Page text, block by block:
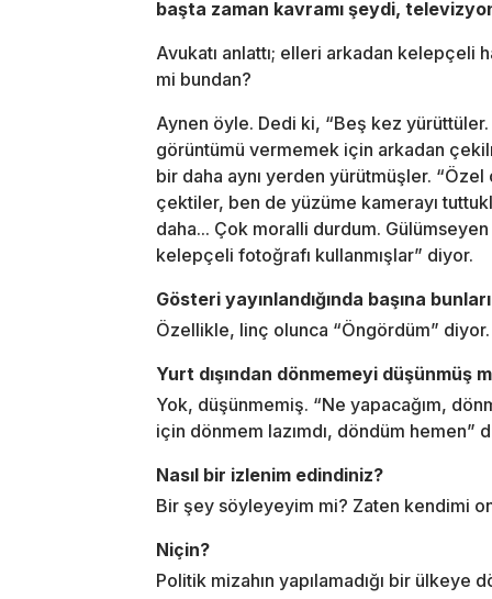
başta zaman kavramı şeydi,
Avukatı anlattı; elleri arkadan
mi bundan?
Aynen öyle. Dedi ki, “Beş kez
görüntümü vermemek için arkadan
bir daha aynı yerden yürütmüşler.
çektiler, ben de yüzüme kamerayı
daha... Çok moralli durdum.
kelepçeli fotoğrafı kullanmışlar” diyor.
Gösteri yayınlandığında başına
Özellikle, linç olunca “Öngördüm” diyor.
Yurt dışından dönmemeyi düşünmüş
Yok, düşünmemiş. “Ne yapacağım,
için dönmem lazımdı, döndüm hemen”
Nasıl bir izlenim edindiniz?
Bir şey söyleyeyim mi? Zaten kendimi
Niçin?
Politik mizahın yapılamadığı bir